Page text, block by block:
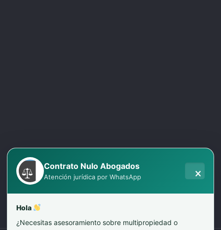
Contrato Nulo Abogados
Atención jurídica por WhatsApp ×
Hola
¿Necesitas asesoramiento sobre multipropiedad o